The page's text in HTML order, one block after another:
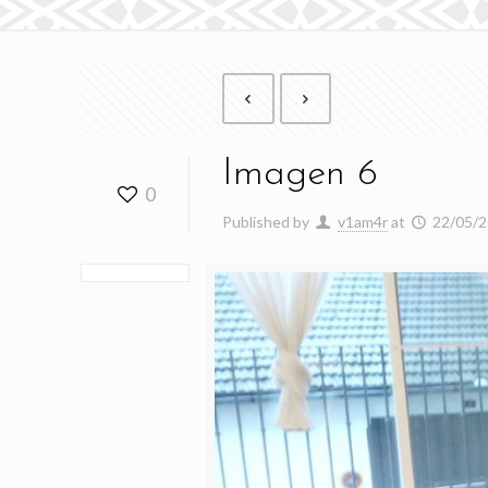
0
Imagen 6
Published by v1am4rat 22/05/